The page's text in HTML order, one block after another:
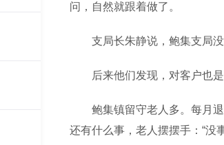
问，自然就跟着做了。
支局长朱静说，鲍集支局没
后来他们发现，对客户也是
鲍集镇留守老人多。每月退
还有什么事，老人摆摆手：“没